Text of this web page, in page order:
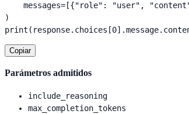
messages=[{"role": "user",
)
Copiar
Parámetros admitidos
include_reasoning
max_completion_tokens